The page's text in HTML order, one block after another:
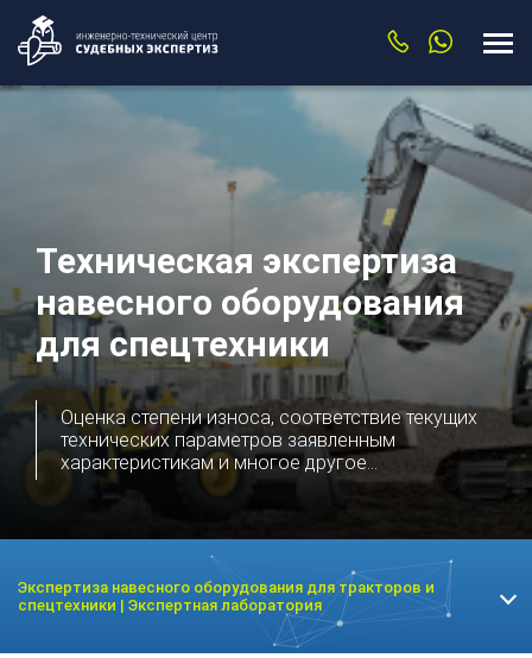
Техническая экспертиза
навесного оборудования
для спецтехники
Оценка степени износа, соответствие текущих
технических параметров заявленным
характеристикам и многое другое...
Экспертиза навесного оборудования для тракторов и
спецтехники | Экспертная лаборатория